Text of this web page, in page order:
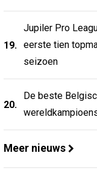
19.
Jupiler Pro
eerste tien
seizoen
20.
De beste
Meer nieuws